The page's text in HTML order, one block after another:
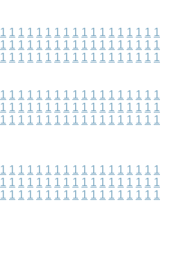
1 1 1 1 1 1 1 1 1 1 1 1 1 1 1 1 1 1
1 1 1 1 1 1 1 1 1 1 1 1 1 1 1 1 1 1
1 1 1 1 1 1 1 1 1 1 1 1 1 1 1 1 1 1
1 1 1 1 1 1 1 1 1 1 1 1 1 1 1 1 1 1
1 1 1 1 1 1 1 1 1 1 1 1 1 1 1 1 1 1
1 1 1 1 1 1 1 1 1 1 1 1 1 1 1 1 1 1
1 1 1 1 1 1 1 1 1 1 1 1 1 1 1 1 1 1
1 1 1 1 1 1 1 1 1 1 1 1 1 1 1 1 1 1
1 1 1 1 1 1 1 1 1 1 1 1 1 1 1 1 1 1